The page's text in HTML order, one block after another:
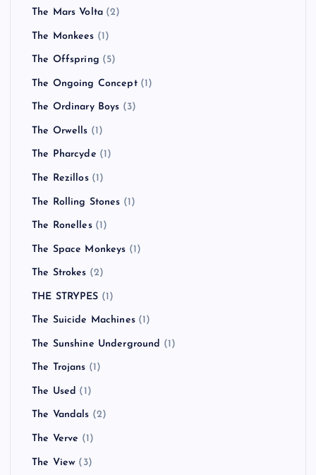
The Mars Volta (2)
The Monkees (1)
The Offspring (5)
The Ongoing Concept(1)
The Ordinary Boys (3)
The Orwells (1)
The Pharcyde (1)
The Rezillos(1)
The Rolling Stones (1)
The Ronelles(1)
The Space Monkeys (1)
The Strokes (2)
THE STRYPES (1)
The Suicide Machines(1)
The Sunshine Underground (1)
The Trojans (1)
The Used (1)
The Vandals (2)
The Verve (1)
The View (3)